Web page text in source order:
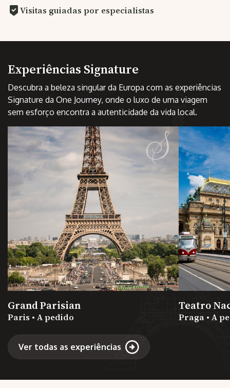
Visitas guiadas por especialistas
Experiências Signature
Descubra a beleza singular da Europa com as experiências
Signature da One Journey, onde o luxo de uma viagem
sem esforço encontra a autenticidade da vida local.
Grand Parisian
Paris • A pedido
Teatro
Praga • A
Ver todas as experiências